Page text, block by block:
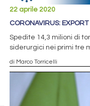
22 aprile 2020
CORONAVIRUS:
Spedite 14,3 milioni di
siderurgici nei primi tre
di Marco Torricelli